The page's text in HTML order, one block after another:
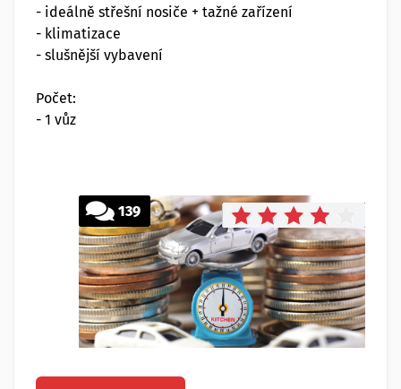
- ideálně střešní nosiče + tažné zařízení
- klimatizace
- slušnější vybavení
Počet:
- 1 vůz
139